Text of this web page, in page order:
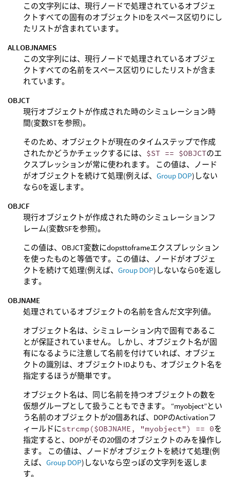
この文字列には、現行ノードで処理されているオブジェ
クトすべての固有のオブジェクトIDをスペース区切りにし
たリストが含まれています。
ALLOBJNAMES
この文字列には、現行ノードで処理されているオブジェ
クトすべての名前をスペース区切りにしたリストが含ま
れています。
OBJCT
現行オブジェクトが作成された時のシミュレーション時
間(変数STを参照)。
そのため、オブジェクトが現在のタイムステップで作成
されたかどうかチェックするには、 $ST == $OBJCTのエ
クスプレッションが常に使われます。 この値は、ノード
がオブジェクトを続けて処理(例えば、 Group DOP)しない
なら0を返します。
OBJCF
現行オブジェクトが作成された時のシミュレーションフ
レーム(変数SFを参照)。
この値は、OBJCT変数にdopsttoframeエクスプレッション
を使ったものと等価です。この値は、ノードがオブジェ
クトを続けて処理(例えば、 Group DOP)しないなら0を返し
ます。
OBJNAME
処理されているオブジェクトの名前を含んだ文字列値。
オブジェクト名は、シミュレーション内で固有であるこ
とが保証されていません。 しかし、オブジェクト名が固
有になるように注意して名前を付けていれば、オブジェ
クトの識別は、オブジェクトIDよりも、オブジェクト名を
指定するほうが簡単です。
オブジェクト名は、同じ名前を持つオブジェクトの数を
仮想グループとして扱うこともできます。 “myobject”とい
う名前のオブジェクトが20個あれば、DOPのActivationフ
ィールドにstrcmp($OBJNAME, "myobject") == 0を
指定すると、DOPがその20個のオブジェクトのみを操作し
ます。 この値は、ノードがオブジェクトを続けて処理(例
えば、 Group DOP)しないなら空っぽの文字列を返しま
す。